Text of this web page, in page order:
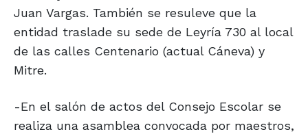
Juan Vargas. También se resuleve que la
entidad traslade su sede de Leyría 730 al local
de las calles Centenario (actual Cáneva) y
Mitre.
-En el salón de actos del Consejo Escolar se
realiza una asamblea convocada por maestros,